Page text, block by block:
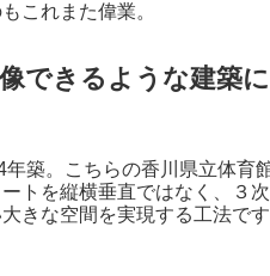
これまた偉業。
できるような建築に
築。こちらの香川県立体育
トを縦横垂直ではなく、３
きな空間を実現する工法です